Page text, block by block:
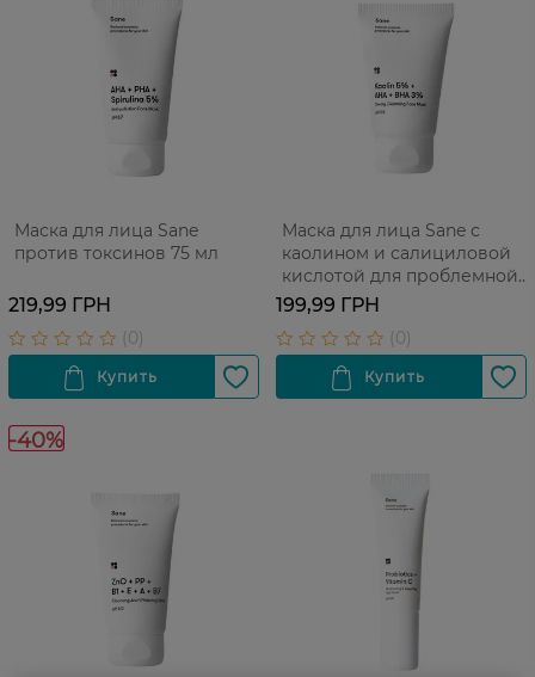
Маска для лица Sane
против токсинов 75 мл
219,99 ГРН
Маска для лица Sane с
каолином и салициловой
кислотой для проблемной
кожи 40 мл
199,99 ГРН
-40%